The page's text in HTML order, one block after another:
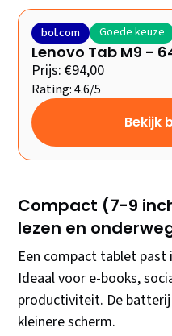
bol.com Goede keuze
Lenovo Tab M9 -
Prijs: €94,00
Rating: 4.6/5
Bekijk
Compact (7-9
lezen en
Een compact tablet past
Ideaal voor e-books,
productiviteit. De
kleinere scherm.